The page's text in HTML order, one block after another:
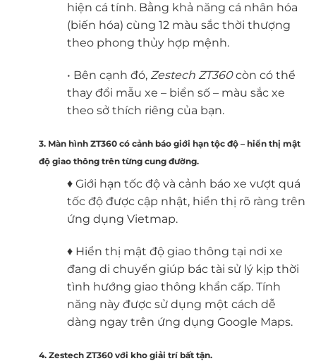
hiện cá tính. Bằng khả năng cá nhân hóa
(biến hóa) cùng 12 màu sắc thời thượng
theo phong thủy hợp mệnh.
• Bên cạnh đó, Zestech ZT360còn có thể
thay đổi mẫu xe – biển số – màu sắc xe
theo sở thích riêng của bạn.
3. Màn hình ZT360 có cảnh báo giới hạn tộc độ – hiển thị mật
độ giao thông trên từng cung đường.
♦ Giới hạn tốc độ và cảnh báo xe vượt quá
tốc độ được cập nhật, hiển thị rõ ràng trên
ứng dụng Vietmap.
♦ Hiển thị mật độ giao thông tại nơi xe
đang di chuyển giúp bác tài sử lý kịp thời
tình hướng giao thông khẩn cấp. Tính
năng này được sử dụng một cách dễ
dàng ngay trên ứng dụng Google Maps.
4. Zestech ZT360 với kho giải trí bất tận.